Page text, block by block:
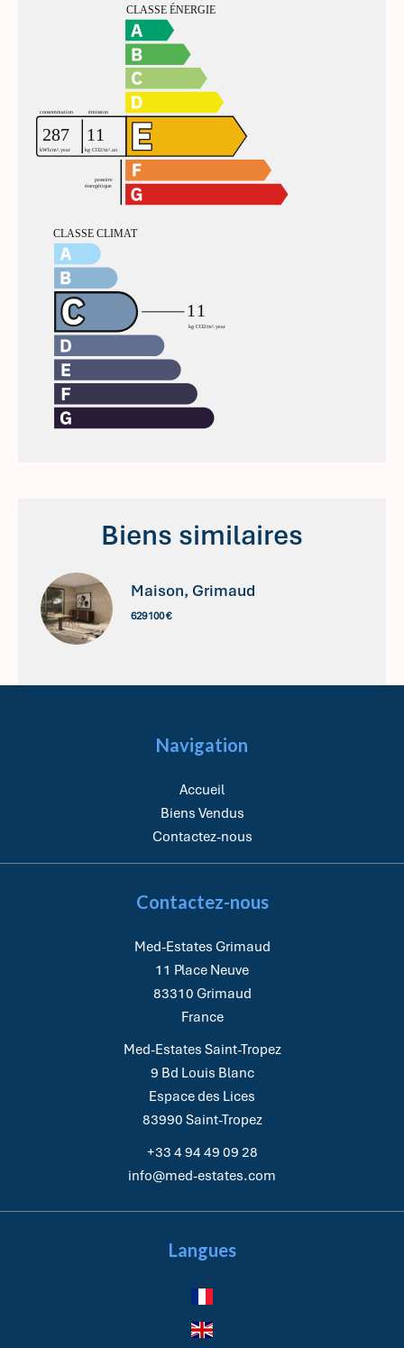
Biens similaires
Maison, Grimaud
629 100 €
Navigation
Accueil
Biens Vendus
Contactez-nous
Contactez-nous
Med-Estates Grimaud
11 Place Neuve
83310 Grimaud
France
Med-Estates Saint-Tropez
9 Bd Louis Blanc
Espace des Lices
83990 Saint-Tropez
+33 4 94 49 09 28
info@med-estates.com
Langues